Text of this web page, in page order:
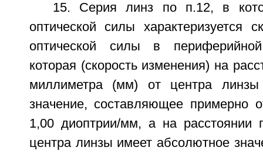
15. Серия линз по п.12, в
оптической силы характеризуется
оптической силы в
которая (скорость изменения) на
миллиметра (мм) от центра линзы
значение, составляющее примерно
1,00 диоптрии/мм, а на
центра линзы имеет абсолютное